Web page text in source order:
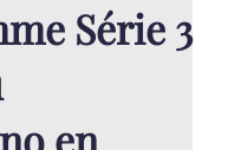
Série 3